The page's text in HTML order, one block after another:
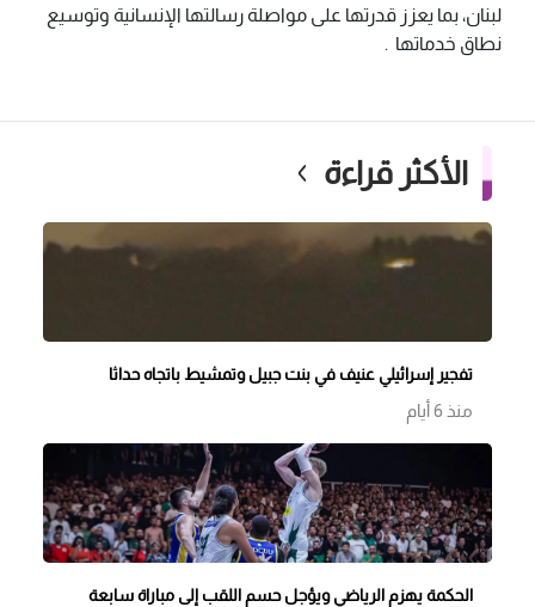
لبنان، بما يعزز قدرتها على مواصلة رسالتها الإنسانية وتوسيع
نطاق خدماتها .
الأكثر قراءة
تفجير إسرائيلي عنيف في بنت جبيل وتمشيط باتجاه حداثا
منذ 6 أيام
الحكمة يهزم الرياضي ويؤجل حسم اللقب إلى مباراة سابعة